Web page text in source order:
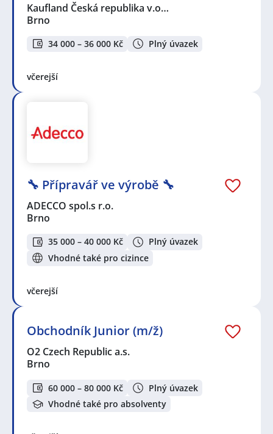
Kaufland Česká republika v.o…
Brno
34 000 – 36 000 Kč Plný úvazek
včerejší
🔧 Přípravář ve výrobě 🔧
ADECCO spol.s r.o.
Brno
35 000 – 40 000 Kč
Plný úvazek
Vhodné také pro cizince
včerejší
Obchodník Junior (m/ž)
O2 Czech Republic a.s.
Brno
60 000 – 80 000 Kč
Plný úvazek
Vhodné také pro absolventy